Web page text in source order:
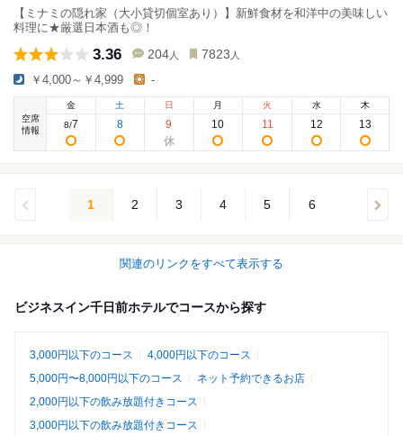
【ミナミの隠れ家（大小貸切個室あり）】新鮮食材を和洋中の美味しい
料理に★厳選日本酒も◎！
3.36 204 人 7823 人
￥4,000～￥4,999 -
空席
情報
金
8/7
土
8
日
9
月
10
火
11
水
12
木
13
1 2 3 4 5 6
関連のリンクをすべて表示する
ビジネスイン千日前ホテルでコースから探す
3,000円以下のコース
4,000円以下のコース
5,000円〜8,000円以下のコース
ネット予約できるお店
2,000円以下の飲み放題付きコース
3,000円以下の飲み放題付きコース